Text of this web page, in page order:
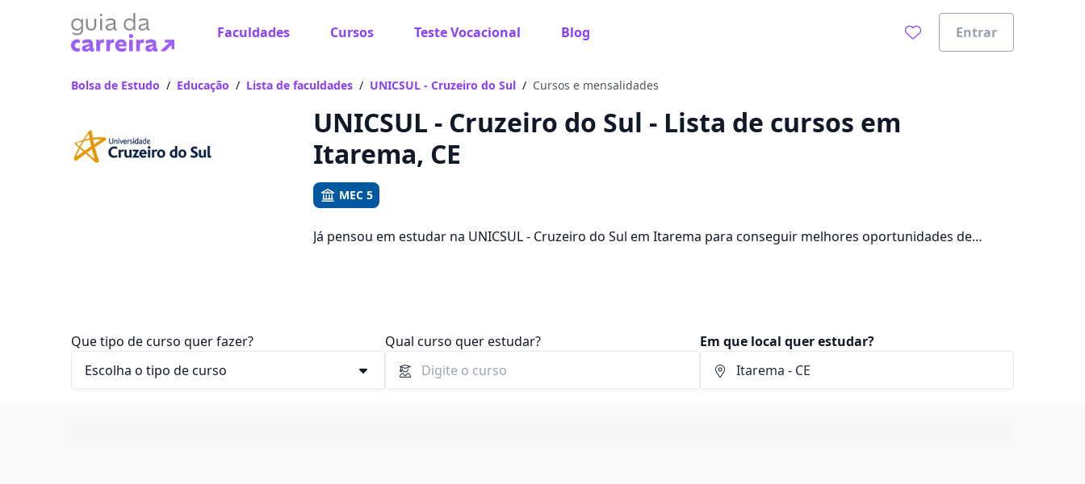
Faculdades Cursos Teste Vocacional Blog Entrar
Vamos te guiar no caminho ideal para seus estudos
Bolsa de Estudo / Educação / Lista de faculdades / UNICSUL - Cruzeiro do Sul / Cursos e mensalidades
UNICSUL - Cruzeiro do Sul - Lista de cursos em
Itarema, CE
MEC 5
Já pensou em estudar na UNICSUL - Cruzeiro do Sul em Itarema para conseguir melhores oportunidades de
Que tipo de curso quer fazer? Qual curso quer estudar? Em que local quer estudar?